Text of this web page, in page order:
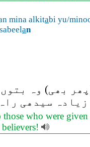
mina alkitabi yu/
an
بھی) وہ
سیدھی
who were